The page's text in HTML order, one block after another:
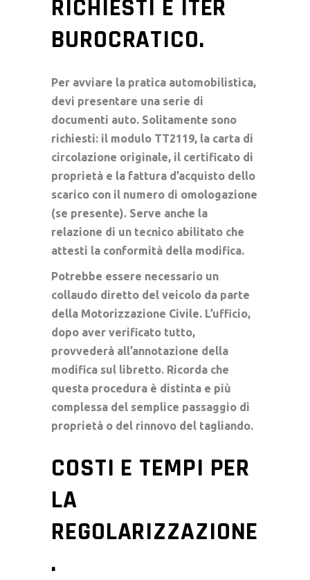
RICHIESTI E ITER
BUROCRATICO.
Per avviare la pratica automobilistica,
devi presentare una serie di
documenti auto. Solitamente sono
richiesti: il modulo TT2119, la carta di
circolazione originale, il certificato di
proprietà e la fattura d’acquisto dello
scarico con il numero di omologazione
(se presente). Serve anche la
relazione di un tecnico abilitato che
attesti la conformità della modifica.
Potrebbe essere necessario un
collaudo diretto del veicolo da parte
della Motorizzazione Civile. L’ufficio,
dopo aver verificato tutto,
provvederà all’annotazione della
modifica sul libretto. Ricorda che
questa procedura è distinta e più
complessa del semplice passaggio di
proprietà o del rinnovo del tagliando.
COSTI E TEMPI PER
LA
REGOLARIZZAZIONE
.